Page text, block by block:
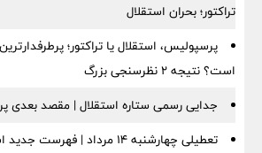
تراکتور؛ بحران استقلال
پرسپولیس، استقلال یا تراکتور؛
است؟ نتیجه ۲ نظرسنجی بزرگ
جدایی رسمی ستاره استقلال | مقصد بعدی
تعطیلی چهارشنبه ۱۴ مرداد |